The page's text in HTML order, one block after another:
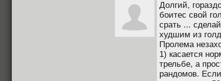
Долгий,
боитес свой
срать ...
худшим из
Пролема
1) касается
трельбе, а
рандомов.